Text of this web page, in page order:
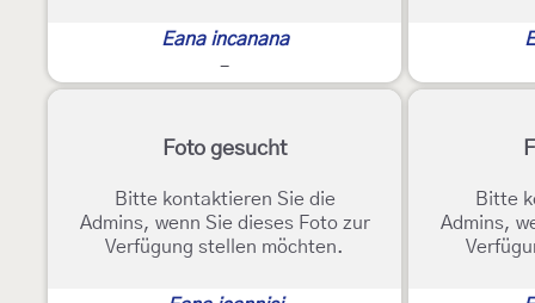
Eana incanana
-
Foto gesucht
Bitte kontaktieren Sie die
Admins, wenn Sie dieses Foto zur
Verfügung stellen möchten.
Bitte
Admins,